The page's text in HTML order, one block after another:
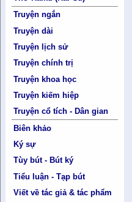
Truyện ngắn
Truyện dài
Truyện lịch sử
Truyện chính trị
Truyện khoa học
Truyện kiếm hiệp
Truyện cổ tích - Dân gian
Biên khảo
Ký sự
Tùy bút - Bút ký
Tiểu luận - Tạp bút
Viết về tác giả & tác phẩm